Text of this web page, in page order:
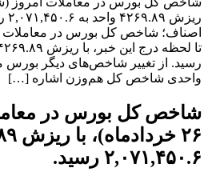
واحدی شاخص کل هم‌وزن اشاره […]
شاخص کل بورس در
۲,۰۷۱,۴۵۰.۶ رسید.